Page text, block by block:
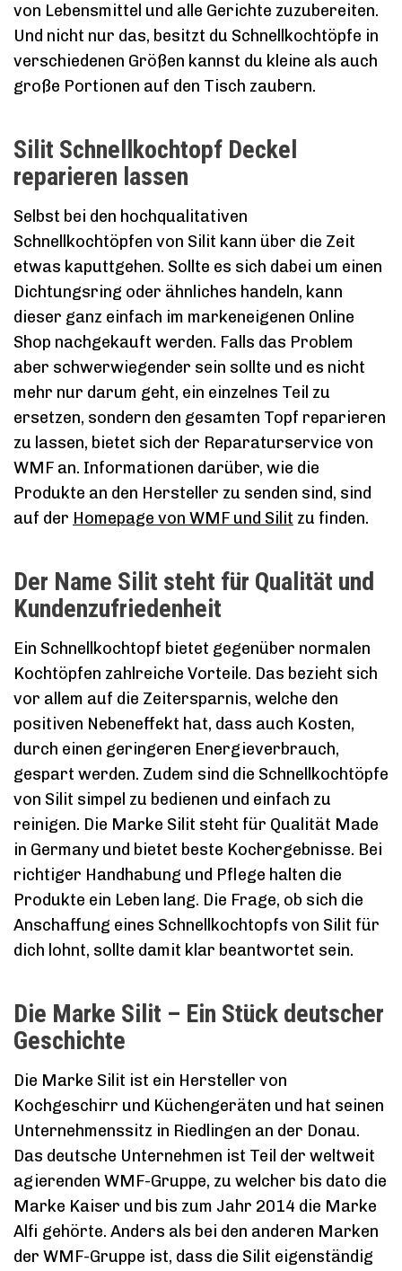
von Lebensmittel und alle Gerichte zuzubereiten.
Und nicht nur das, besitzt du Schnellkochtöpfe in
verschiedenen Größen kannst du kleine als auch
große Portionen auf den Tisch zaubern.
Silit Schnellkochtopf Deckel
reparieren lassen
Selbst bei den hochqualitativen
Schnellkochtöpfen von Silit kann über die Zeit
etwas kaputtgehen. Sollte es sich dabei um einen
Dichtungsring oder ähnliches handeln, kann
dieser ganz einfach im markeneigenen Online
Shop nachgekauft werden. Falls das Problem
aber schwerwiegender sein sollte und es nicht
mehr nur darum geht, ein einzelnes Teil zu
ersetzen, sondern den gesamten Topf reparieren
zu lassen, bietet sich der Reparaturservice von
WMF an. Informationen darüber, wie die
Produkte an den Hersteller zu senden sind, sind
auf der Homepage von WMF und Silit zu finden.
Der Name Silit steht für Qualität und
Kundenzufriedenheit
Ein Schnellkochtopf bietet gegenüber normalen
Kochtöpfen zahlreiche Vorteile. Das bezieht sich
vor allem auf die Zeitersparnis, welche den
positiven Nebeneffekt hat, dass auch Kosten,
durch einen geringeren Energieverbrauch,
gespart werden. Zudem sind die Schnellkochtöpfe
von Silit simpel zu bedienen und einfach zu
reinigen. Die Marke Silit steht für Qualität Made
in Germany und bietet beste Kochergebnisse. Bei
richtiger Handhabung und Pflege halten die
Produkte ein Leben lang. Die Frage, ob sich die
Anschaffung eines Schnellkochtopfs von Silit für
dich lohnt, sollte damit klar beantwortet sein.
Die Marke Silit – Ein Stück deutscher
Geschichte
Die Marke Silit ist ein Hersteller von
Kochgeschirr und Küchengeräten und hat seinen
Unternehmenssitz in Riedlingen an der Donau.
Das deutsche Unternehmen ist Teil der weltweit
agierenden WMF-Gruppe, zu welcher bis dato die
Marke Kaiser und bis zum Jahr 2014 die Marke
Alfi gehörte. Anders als bei den anderen Marken
der WMF-Gruppe ist, dass die Silit eigenständig